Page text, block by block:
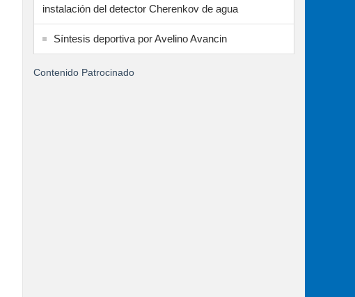
instalación del detector Cherenkov de agua
Síntesis deportiva por Avelino Avancin
Contenido Patrocinado